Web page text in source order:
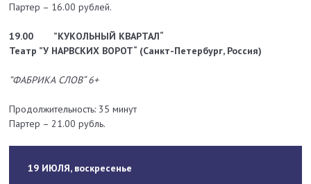
Партер – 16.00 рублей.
19.00
”КУКОЛЬНЫЙ КВАРТАЛ“
Театр ”У НАРВСКИХ ВОРОТ“ (Санкт-Петербург, Россия)
”ФАБРИКА СЛОВ“ 6+
Продолжительность: 35 минут
Партер – 21.00 рубль.
19 ИЮЛЯ, воскресенье